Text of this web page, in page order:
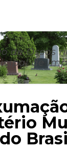
de Ossos
de
do